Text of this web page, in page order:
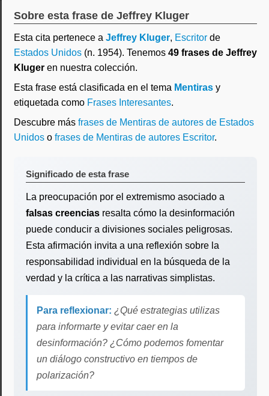
Sobre esta frase de Jeffrey Kluger
Esta cita pertenece a Jeffrey Kluger, Escritor de
Estados Unidos (n. 1954). Tenemos 49 frases de Jeffrey
Kluger en nuestra colección.
Esta frase está clasificada en el tema Mentiras y
etiquetada como Frases Interesantes.
Descubre más frases de Mentiras de autores de Estados
Unidos o frases de Mentiras de autores Escritor.
Significado de esta frase
La preocupación por el extremismo asociado a
falsas creencias resalta cómo la desinformación
puede conducir a divisiones sociales peligrosas.
Esta afirmación invita a una reflexión sobre la
responsabilidad individual en la búsqueda de la
verdad y la crítica a las narrativas simplistas.
Para reflexionar: ¿Qué estrategias utilizas
para informarte y evitar caer en la
desinformación? ¿Cómo podemos fomentar
un diálogo constructivo en tiempos de
polarización?